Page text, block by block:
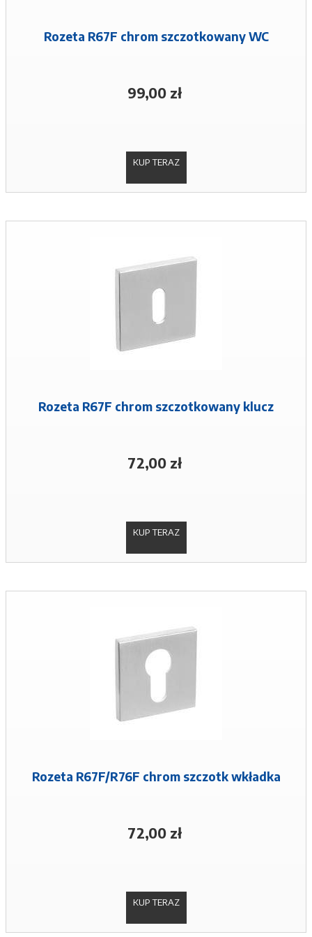
Rozeta R67F chrom szczotkowany WC
99,00 zł
KUP TERAZ
Rozeta R67F chrom szczotkowany klucz
72,00 zł
KUP TERAZ
Rozeta R67F/R76F chrom szczotk wkładka
72,00 zł
KUP TERAZ